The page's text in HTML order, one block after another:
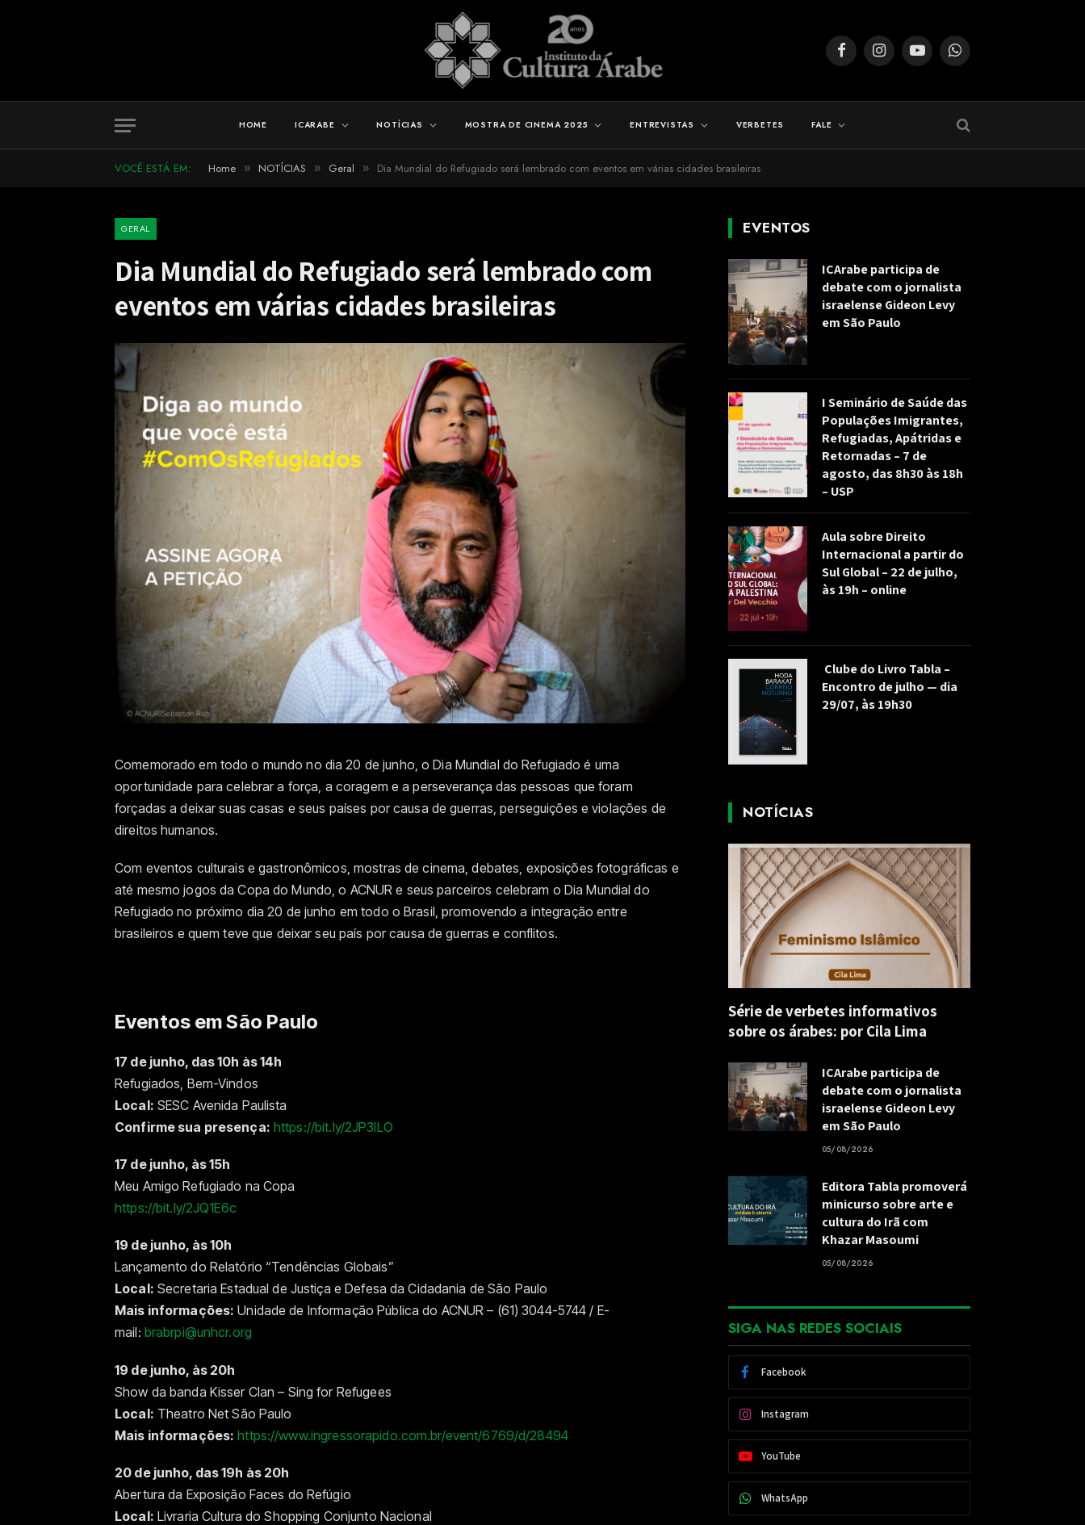
FacebookInstagramYouTubeWhatsApp
HOME ICARABE NOTÍCIAS MOSTRA DE CINEMA 2025 ENTREVISTAS VERBETES FALE
VOCÊ ESTÁ EM: Home » NOTÍCIAS » Geral » Dia Mundial do Refugiado será lembrado com eventos em várias cidades brasileiras
GERAL
Dia Mundial do Refugiado será lembrado com
eventos em várias cidades brasileiras
Comemorado em todo o mundo no dia 20 de junho, o Dia Mundial do Refugiado é uma
oportunidade para celebrar a força, a coragem e a perseverança das pessoas que foram
forçadas a deixar suas casas e seus países por causa de guerras, perseguições e violações de
direitos humanos.
Com eventos culturais e gastronômicos, mostras de cinema, debates, exposições fotográficas e
até mesmo jogos da Copa do Mundo, o ACNUR e seus parceiros celebram o Dia Mundial do
Refugiado no próximo dia 20 de junho em todo o Brasil, promovendo a integração entre
brasileiros e quem teve que deixar seu país por causa de guerras e conflitos.
Eventos em São Paulo
17 de junho, das 10h às 14h
Refugiados, Bem-Vindos
Local: SESC Avenida Paulista
Confirme sua presença: https://bit.ly/2JP3ILO
17 de junho, às 15h
Meu Amigo Refugiado na Copa
https://bit.ly/2JQ1E6c
19 de junho, às 10h
Lançamento do Relatório “Tendências Globais”
Local: Secretaria Estadual de Justiça e Defesa da Cidadania de São Paulo
Mais informações: Unidade de Informação Pública do ACNUR – (61) 3044-5744 / E-
mail: brabrpi@unhcr.org
19 de junho, às 20h
Show da banda Kisser Clan – Sing for Refugees
Local: Theatro Net São Paulo
Mais informações: https://www.ingressorapido.com.br/event/6769/d/28494
20 de junho, das 19h às 20h
Abertura da Exposição Faces do Refúgio
Local: Livraria Cultura do Shopping Conjunto Nacional
EVENTOS
ICArabe participa de
debate com o jornalista
israelense Gideon Levy
em São Paulo
I Seminário de Saúde das
Populações Imigrantes,
Refugiadas, Apátridas e
Retornadas – 7 de
agosto, das 8h30 às 18h
– USP
Aula sobre Direito
Internacional a partir do
Sul Global – 22 de julho,
às 19h – online
Clube do Livro Tabla –
Encontro de julho — dia
29/07, às 19h30
NOTÍCIAS
Série de verbetes informativos
sobre os árabes: por Cila Lima
ICArabe participa de
debate com o jornalista
israelense Gideon Levy
em São Paulo
05/08/2026
Editora Tabla promoverá
minicurso sobre arte e
cultura do Irã com
Khazar Masoumi
05/08/2026
SIGA NAS REDES SOCIAIS
Facebook
Instagram
YouTube
WhatsApp